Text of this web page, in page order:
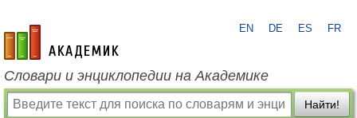
academic.ru
EN DE ES FR
Словари и энциклопедии на Академике
Найти!